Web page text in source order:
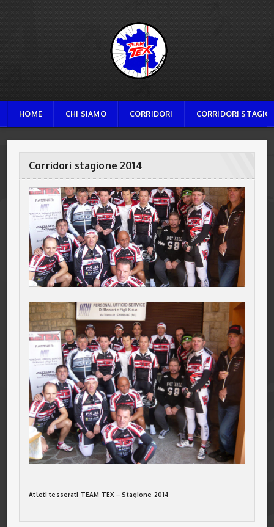
TEAM TEX
HOME CHI SIAMO CORRIDORI CORRIDORI
Corridori stagione 2014
Atleti tesserati TEAM TEX – Stagione 2014